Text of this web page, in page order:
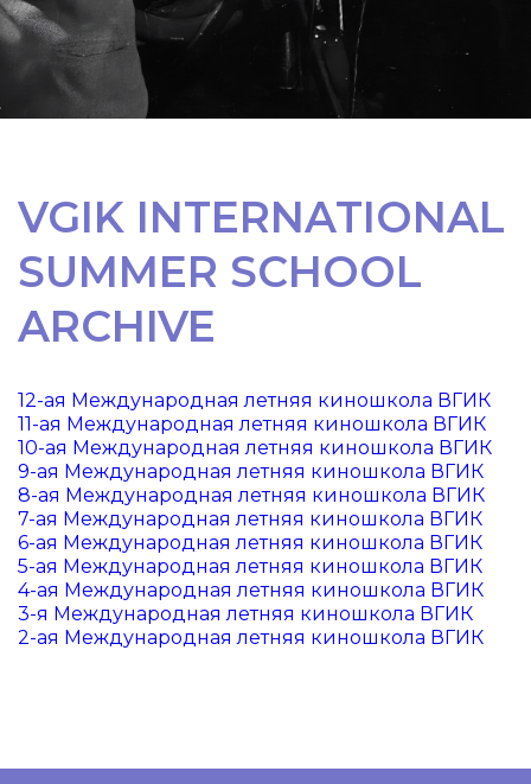
VGIK INTERNATIONAL
SUMMER SCHOOL
ARCHIVE
12-ая Международная летняя киношкола ВГИК
11-ая Международная летняя киношкола ВГИК
10-ая Международная летняя киношкола ВГИК
9-ая Международная летняя киношкола ВГИК
8-ая Международная летняя киношкола ВГИК
7-ая Международная летняя киношкола ВГИК
6-ая Международная летняя киношкола ВГИК
5-ая Международная летняя киношкола ВГИК
4-ая Международная летняя киношкола ВГИК
3-я Международная летняя киношкола ВГИК
2-ая Международная летняя киношкола ВГИК